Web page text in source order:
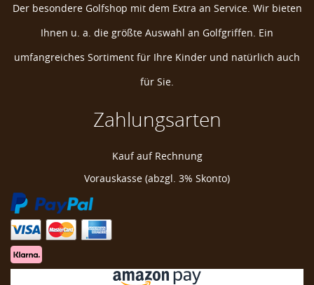
Der besondere Golfshop mit dem Extra an Service. Wir bieten
Ihnen u. a. die größte Auswahl an Golfgriffen. Ein
umfangreiches Sortiment für Ihre Kinder und natürlich auch
für Sie.
Golf Ball Markierer
Marke zum Markieren Golfball
Zahlungsarten
Kauf auf Rechnung
Vorauskasse (abzgl. 3% Skonto)